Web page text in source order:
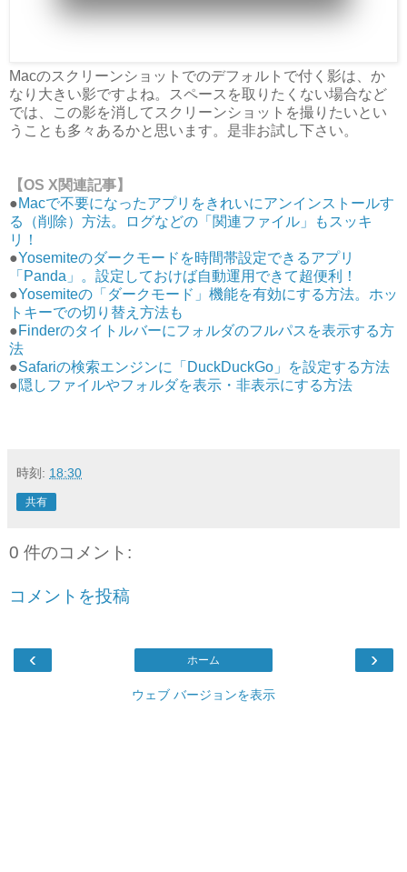
Macのスクリーンショットでのデフォルトで付く影は、か
なり大きい影ですよね。スペースを取りたくない場合など
では、この影を消してスクリーンショットを撮りたいとい
うことも多々あるかと思います。是非お試し下さい。
【OS X関連記事】
●Macで不要になったアプリをきれいにアンインストールす
る（削除）方法。ログなどの「関連ファイル」もスッキ
リ！
●Yosemiteのダークモードを時間帯設定できるアプリ
「Panda」。設定しておけば自動運用できて超便利！
●Yosemiteの「ダークモード」機能を有効にする方法。ホッ
トキーでの切り替え方法も
●Finderのタイトルバーにフォルダのフルパスを表示する方
法
●Safariの検索エンジンに「DuckDuckGo」を設定する方法
●隠しファイルやフォルダを表示・非表示にする方法
時刻: 18:30
共有
0 件のコメント:
コメントを投稿
‹ ›
ホーム
ウェブ バージョンを表示